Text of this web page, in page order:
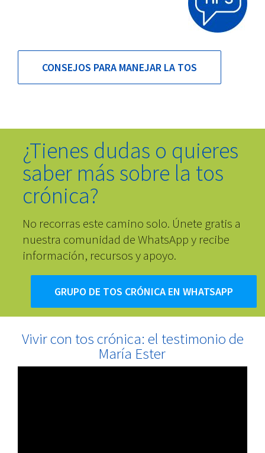
CONSEJOS PARA MANEJAR LA TOS
¿Tienes dudas o quieres
saber más sobre la tos
crónica?
No recorras este camino solo. Únete gratis a
nuestra comunidad de WhatsApp y recibe
información, recursos y apoyo.
GRUPO DE TOS CRÓNICA EN WHATSAPP
Vivir con tos crónica: el testimonio de
María Ester